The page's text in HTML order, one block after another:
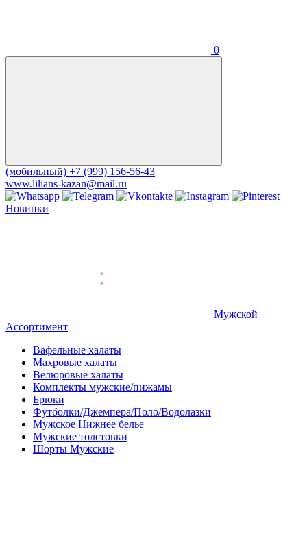
0
(мобильный) +7 (999) 156-56-43
www.lilians-kazan@mail.ru
Новинки
Мужской
Ассортимент
Вафельные халаты
Махровые халаты
Велюровые халаты
Комплекты мужские/пижамы
Брюки
Футболки/Джемпера/Поло/Водолазки
Мужское Нижнее белье
Мужские толстовки
Шорты Мужские